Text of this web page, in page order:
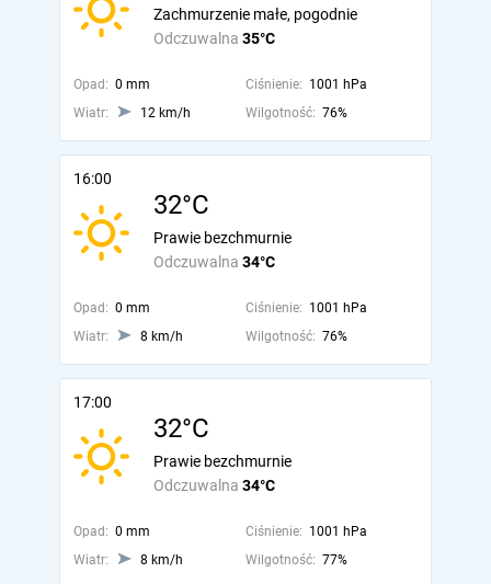
Odczuwalna 35°C
Zachmurzenie małe, pogodnie
Opad: 0 mm Ciśnienie: 1001 hPa
Wiatr:
12 km/h Wilgotność: 76%
16:00
32°C
Odczuwalna 34°C
Prawie bezchmurnie
Opad: 0 mm Ciśnienie: 1001 hPa
Wiatr:
8 km/h Wilgotność: 76%
17:00
32°C
Odczuwalna 34°C
Prawie bezchmurnie
Opad: 0 mm Ciśnienie: 1001 hPa
Wiatr:
8 km/h Wilgotność: 77%